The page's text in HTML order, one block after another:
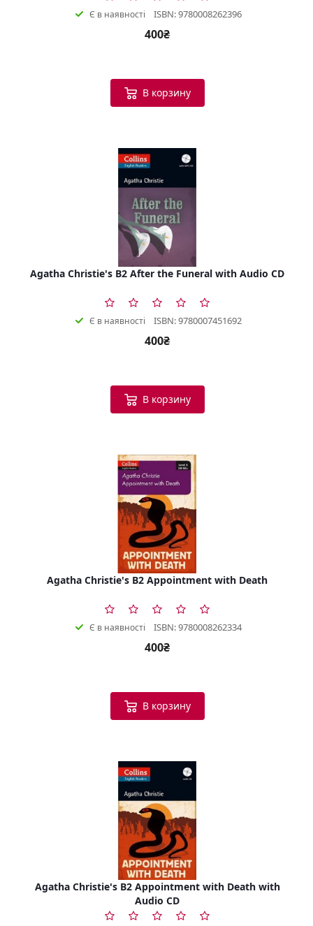
Є в наявності ISBN: 9780008262396
400₴
В корзину
Agatha Christie's B2 After the Funeral with Audio CD
Є в наявності ISBN: 9780007451692
400₴
В корзину
Agatha Christie's B2 Appointment with Death
Є в наявності ISBN: 9780008262334
400₴
В корзину
Agatha Christie's B2 Appointment with Death with
Audio CD